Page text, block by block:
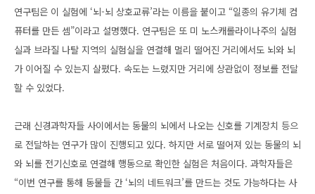
연구팀은 이 실험에 ‘뇌-뇌 상호교류’라는 이름을 붙이고 “일종의 유기체 컴
퓨터를 만든 셈”이라고 설명했다. 연구팀은 또 미 노스캐롤라이나주의 실험
실과 브라질 나탈 지역의 실험실을 연결해 멀리 떨어진 거리에서도 뇌와 뇌
가 이어질 수 있는지 살폈다. 속도는 느렸지만 거리에 상관없이 정보를 전달
할 수 있었다.
근래 신경과학자들 사이에서는 동물의 뇌에서 나오는 신호를 기계장치 등으
로 전달하는 연구가 많이 진행되고 있다. 하지만 서로 떨어져 있는 동물의 뇌
와 뇌를 전기신호로 연결해 행동으로 확인한 실험은 처음이다. 과학자들은
“이번 연구를 통해 동물들 간 ‘뇌의 네트워크’를 만드는 것도 가능하다는 사